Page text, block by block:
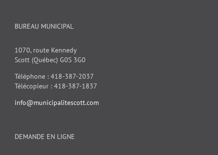
BUREAU MUNICIPAL
1070, route Kennedy
Scott (Québec) G0S 3G0
Téléphone : 418-387-2037
Télécopieur : 418-387-1837
info@municipalitescott.com
DEMANDE EN LIGNE